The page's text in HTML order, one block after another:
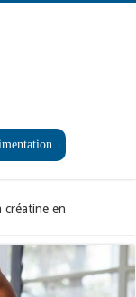
créatine en